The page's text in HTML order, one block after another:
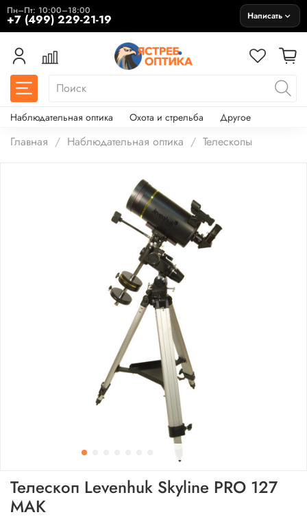
Пн–Пт: 10:00–18:00
+7 (499) 229-21-19 Написать
Наблюдательная оптика Охота и стрельба Другое
Главная Наблюдательная оптика Телескопы
Телескоп Levenhuk Skyline PRO 127
MAK